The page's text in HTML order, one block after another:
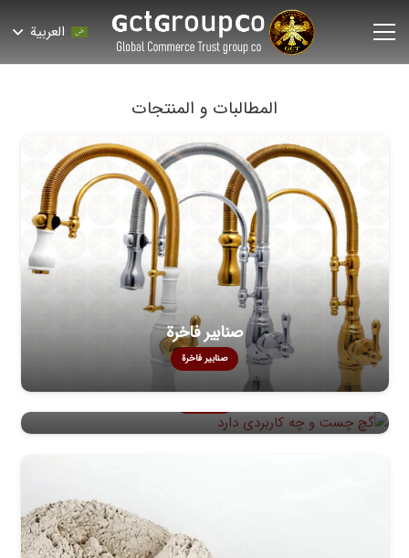
العربية
المطالبات و المنتجات
صنابير فاخرة
صنابير فاخرة
الجبس ما هو وما هي استخداماته؟